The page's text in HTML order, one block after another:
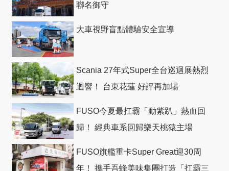
聯名御守
大車視野盲點體驗安全宣導
Scania 27年式Super全台巡迴展熱烈
迴響！ 台東花蓮 好評再加場
FUSO今夏最扛霸「動紫趴」熱血回
歸！ 經典車系回歸樂天桃猿主場
FUSO旗艦重卡Super Great迎30周
年！ 攜手吾蜂美味集團打造「扛霸三